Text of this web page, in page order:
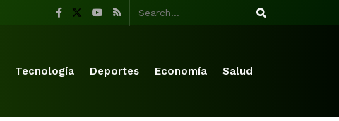
Tecnología Deportes Economía Salud